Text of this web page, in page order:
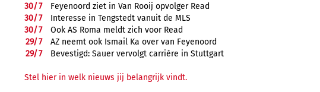
30/7
Feyenoord ziet in Van Rooij opvolger Read
30/7
Interesse in Tengstedt vanuit de MLS
30/7
Ook AS Roma meldt zich voor Read
29/7
AZ neemt ook Ismail Ka over van Feyenoord
29/7 Bevestigd: Sauer vervolgt carrière in Stuttgart
Stel hier in welk nieuws jij belangrijk vindt.